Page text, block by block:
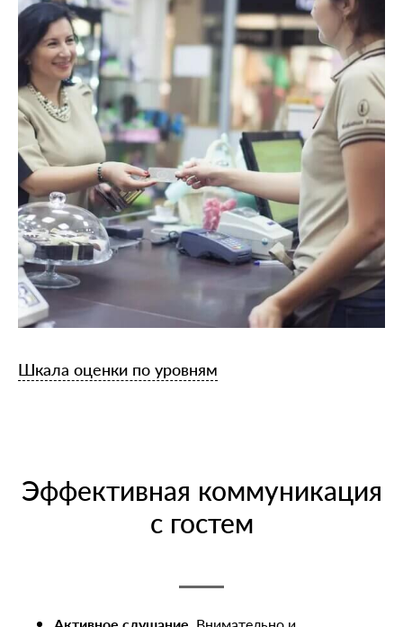
Шкала оценки по уровням
Эффективная коммуникация
с гостем